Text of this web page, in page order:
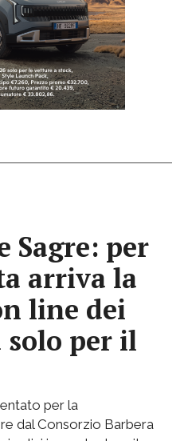
Sagre: per
arriva la
line dei
per il
per la
dal Consorzio Barbera